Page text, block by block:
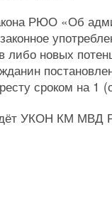
РЮО «Об
либо новых
сроком на 1
УКОН КМ